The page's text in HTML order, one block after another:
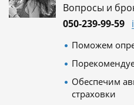
Вопросы и
050-239-99-59
Поможем
Обеспечим
страховки